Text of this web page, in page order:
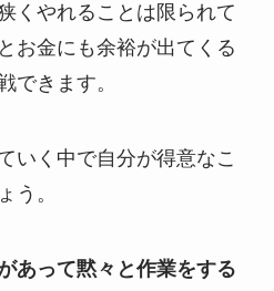
くやれることは限られて
お金にも余裕が出てくる
できます。
いく中で自分が得意なこ
う。
あって黙々と作業をする